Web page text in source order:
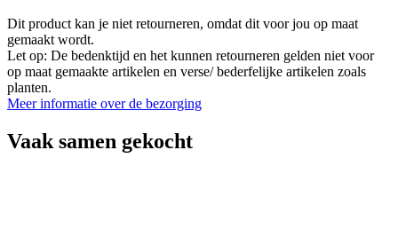
Dit product kan je niet retourneren, omdat dit voor jou op maat
gemaakt wordt.
Let op: De bedenktijd en het kunnen retourneren gelden niet voor
op maat gemaakte artikelen en verse/ bederfelijke artikelen zoals
planten.
Meer informatie over de bezorging
Vaak samen gekocht